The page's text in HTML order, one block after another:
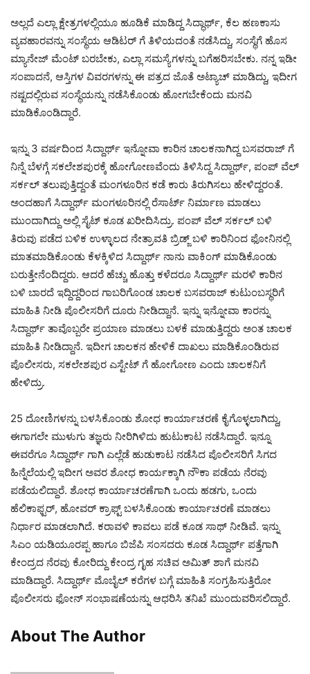
ಅಲ್ಲದೆ ಎಲ್ಲಾ ಕ್ಷೇತ್ರಗಳಲ್ಲಿಯೂ ಹೂಡಿಕೆ ಮಾಡಿದ್ದ ಸಿದ್ಧಾರ್ಥ್, ಕೆಲ ಹಣಕಾಸು
ವ್ಯವಹಾರವನ್ನು ಸಂಸ್ಥೆಯ ಆಡಿಟರ್ ಗೆ ತಿಳಿಯದಂತೆ ನಡೆಸಿದ್ದು, ಸಂಸ್ಥೆಗೆ ಹೊಸ
ಮ್ಯಾನೇಜ್ ಮೆಂಟ್ ಬರಬೇಕು, ಎಲ್ಲಾ ಸಮಸ್ಯೆಗಳನ್ನು ಬಗೆಹರಿಸಬೇಕು. ನನ್ನ ಇಡೀ
ಸಂಪಾದನೆ, ಆಸ್ತಿಗಳ ವಿವರಗಳನ್ನು ಈ ಪತ್ರದ ಜೊತೆ ಅಟ್ಯಾಚ್ ಮಾಡಿದ್ದು, ಇದೀಗ
ನಷ್ಟದಲ್ಲಿರುವ ಸಂಸ್ಥೆಯನ್ನು ನಡೆಸಿಕೊಂಡು ಹೋಗಬೇಕೆಂದು ಮನವಿ
ಮಾಡಿಕೊಂಡಿದ್ದಾರೆ.
ಇನ್ನು 3 ವರ್ಷದಿಂದ ಸಿದ್ದಾರ್ಥ್ ಇನ್ನೋವಾ ಕಾರಿನ ಚಾಲಕನಾಗಿದ್ದ ಬಸವರಾಜ್ ಗೆ
ನಿನ್ನೆ ಬೆಳಗ್ಗೆ ಸಕಲೇಶಪುರಕ್ಕೆ ಹೋಗೋಣವೆಂದು ತಿಳಿಸಿದ್ದ ಸಿದ್ದಾರ್ಥ್, ಪಂಪ್ ವೆಲ್
ಸರ್ಕಲ್ ತಲುಪುತ್ತಿದ್ದಂತೆ ಮಂಗಳೂರಿನ ಕಡೆ ಕಾರು ತಿರುಗಿಸಲು ಹೇಳಿದ್ದರಂತೆ.
ಅಂದಹಾಗೆ ಸಿದ್ದಾರ್ಥ್ ಮಂಗಳೂರಿನಲ್ಲಿ ರೆಸಾರ್ಟ್ ನಿರ್ಮಾಣ ಮಾಡಲು
ಮುಂದಾಗಿದ್ದು ಅಲ್ಲಿ ಸೈಟ್ ಕೂಡ ಖರೀದಿಸಿದ್ರು. ಪಂಪ್ ವೆಲ್ ಸರ್ಕಲ್ ಬಳಿ
ತಿರುವು ಪಡೆದ ಬಳಿಕ ಉಳ್ಳಾಲದ ನೇತ್ರಾವತಿ ಬ್ರಿಡ್ಜ್ ಬಳಿ ಕಾರಿನಿಂದ ಫೋನಿನಲ್ಲಿ
ಮಾತಮಾಡಿಕೊಂಡು ಕೆಳಕ್ಕಿಳಿದ ಸಿದ್ದಾರ್ಥ್ ನಾನು ವಾಕಿಂಗ್ ಮಾಡಿಕೊಂಡು
ಬರುತ್ತೇನೆಂದಿದ್ದರು. ಆದರೆ ಹೆಚ್ಚು ಹೊತ್ತು ಕಳೆದರೂ ಸಿದ್ದಾರ್ಥ್ ಮರಳಿ ಕಾರಿನ
ಬಳಿ ಬಾರದೆ ಇದ್ದಿದ್ದರಿಂದ ಗಾಬರಿಗೊಂಡ ಚಾಲಕ ಬಸವರಾಜ್ ಕುಟುಂಬಸ್ಥರಿಗೆ
ಮಾಹಿತಿ ನೀಡಿ ಪೊಲೀಸರಿಗೆ ದೂರು ನೀಡಿದ್ದಾನೆ. ಇನ್ನು ಇನ್ನೋವಾ ಕಾರನ್ನು
ಸಿದ್ದಾರ್ಥ್ ತಾವೊಬ್ಬರೇ ಪ್ರಯಾಣ ಮಾಡಲು ಬಳಕೆ ಮಾಡುತ್ತಿದ್ದರು ಅಂತ ಚಾಲಕ
ಮಾಹಿತಿ ನೀಡಿದ್ದಾನೆ. ಇದೀಗ ಚಾಲಕನ ಹೇಳಿಕೆ ದಾಖಲು ಮಾಡಿಕೊಂಡಿರುವ
ಪೊಲೀಸರು, ಸಕಲೇಶಪುರ ಎಸ್ಟೇಟ್ ಗೆ ಹೋಗೋಣ ಎಂದು ಚಾಲಕನಿಗೆ
ಹೇಳಿದ್ರು.
25 ದೋಣಿಗಳನ್ನು ಬಳಸಿಕೊಂಡು ಶೋಧ ಕಾರ್ಯಾಚರಣೆ ಕೈಗೊಳ್ಳಲಾಗಿದ್ದು,
ಈಗಾಗಲೇ ಮುಳುಗು ತಜ್ಞರು ನೀರಿಗಿಳಿದು ಹುಟುಕಾಟ ನಡೆಸಿದ್ದಾರೆ. ಇನ್ನೂ
ಈವರೆಗೂ ಸಿದ್ದಾರ್ಥ್ ಗಾಗಿ ಎಲ್ಲೆಡೆ ಹುಡುಕಾಟ ನಡೆಸಿದ ಪೊಲೀಸರಿಗೆ ಸಿಗದ
ಹಿನ್ನೆಲೆಯಲ್ಲಿ ಇದೀಗ ಅವರ ಶೋಧ ಕಾರ್ಯಕ್ಕಾಗಿ ನೌಕಾ ಪಡೆಯ ನೆರವು
ಪಡೆಯಲಿದ್ದಾರೆ. ಶೋಧ ಕಾರ್ಯಾಚರಣೆಗಾಗಿ ಒಂದು ಹಡಗು, ಒಂದು
ಹೆಲಿಕಾಫ್ಟರ್, ಹೋವರ್ ಕ್ರಾಫ್ಟ್ ಬಳಸಿಕೊಂಡು ಕಾರ್ಯಾಚರಣೆ ಮಾಡಲು
ನಿರ್ಧಾರ ಮಾಡಲಾಗಿದೆ. ಕರಾವಳಿ ಕಾವಲು ಪಡೆ ಕೂಡ ಸಾಥ್ ನೀಡಿವೆ. ಇನ್ನು
ಸಿಎಂ ಯಡಿಯೂರಪ್ಪ ಹಾಗೂ ಬಿಜೆಪಿ ಸಂಸದರು ಕೂಡ ಸಿದ್ದಾರ್ಥ್ ಪತ್ತೆಗಾಗಿ
ಕೇಂದ್ರದ ನೆರವು ಕೋರಿದ್ದು ಕೇಂದ್ರ ಗೃಹ ಸಚಿವ ಅಮಿತ್ ಶಾಗೆ ಮನವಿ
ಮಾಡಿದ್ದಾರೆ. ಸಿದ್ದಾರ್ಥ್ ಮೊಬೈಲ್ ಕರೆಗಳ ಬಗ್ಗೆ ಮಾಹಿತಿ ಸಂಗ್ರಹಿಸುತ್ತಿರೋ
ಪೊಲೀಸರು ಫೋನ್ ಸಂಭಾಷಣೆಯನ್ನು ಆಧರಿಸಿ ತನಿಖೆ ಮುಂದುವರಿಸಲಿದ್ದಾರೆ.
About The Author